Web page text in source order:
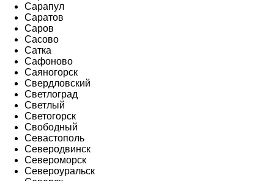
Сарапул
Саратов
Саров
Сасово
Сатка
Сафоново
Саяногорск
Свердловский
Светлоград
Светлый
Светогорск
Свободный
Севастополь
Северодвинск
Североморск
Североуральск